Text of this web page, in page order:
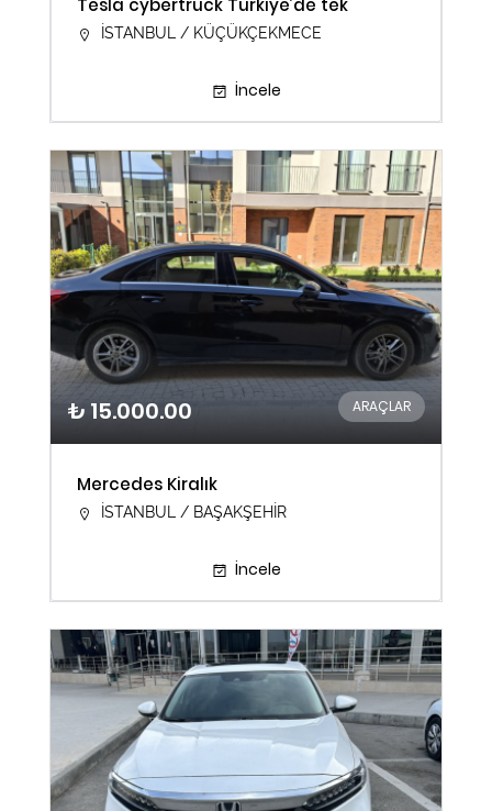
Tesla cybertruck Türkiye’de tek
İSTANBUL / KÜÇÜKÇEKMECE
İncele
₺ 15.000.00 ARAÇLAR
Mercedes Kiralık
İSTANBUL / BAŞAKŞEHİR
İncele